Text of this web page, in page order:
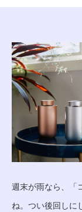
週末が雨なら、「
ね。つい後回しに